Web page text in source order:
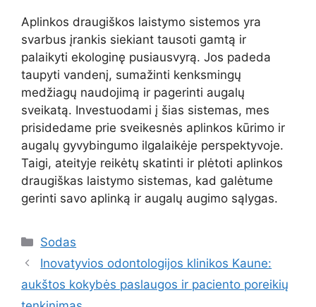
Aplinkos draugiškos laistymo sistemos yra
svarbus įrankis siekiant tausoti gamtą ir
palaikyti ekologinę pusiausvyrą. Jos padeda
taupyti vandenį, sumažinti kenksmingų
medžiagų naudojimą ir pagerinti augalų
sveikatą. Investuodami į šias sistemas, mes
prisidedame prie sveikesnės aplinkos kūrimo ir
augalų gyvybingumo ilgalaikėje perspektyvoje.
Taigi, ateityje reikėtų skatinti ir plėtoti aplinkos
draugiškas laistymo sistemas, kad galėtume
gerinti savo aplinką ir augalų augimo sąlygas.
Kategorijos
Sodas
Inovatyvios odontologijos klinikos Kaune:
aukštos kokybės paslaugos ir paciento poreikių